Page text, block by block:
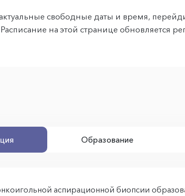
свободные даты и время,
на этой странице обновляется
Образование
аспирационной биопсии